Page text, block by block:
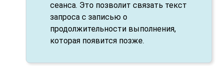
сеанса. Это позволит связать текст
запроса с записью о
продолжительности выполнения,
которая появится позже.